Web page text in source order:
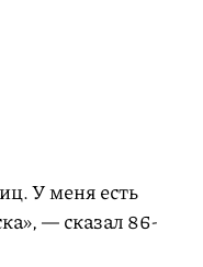
У меня есть
— сказал 86-